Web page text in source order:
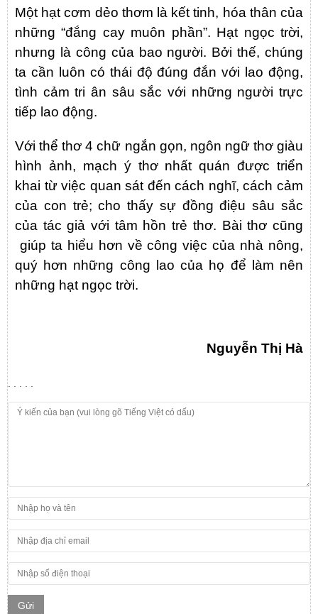
Một hạt cơm dẻo thơm là kết tinh, hóa thân của
những “đắng cay muôn phần”. Hạt ngọc trời,
nhưng là công của bao người. Bởi thế, chúng
ta cần luôn có thái độ đúng đắn với lao động,
tình cảm tri ân sâu sắc với những người trực
tiếp lao động.
Với thể thơ 4 chữ ngắn gọn, ngôn ngữ thơ giàu
hình ảnh, mạch ý thơ nhất quán được triển
khai từ việc quan sát đến cách nghĩ, cách cảm
của con trẻ; cho thấy sự đồng điệu sâu sắc
của tác giả với tâm hồn trẻ thơ. Bài thơ cũng
giúp ta hiểu hơn về công việc của nhà nông,
quý hơn những công lao của họ để làm nên
những hạt ngọc trời.
Nguyễn Thị Hà
Gửi